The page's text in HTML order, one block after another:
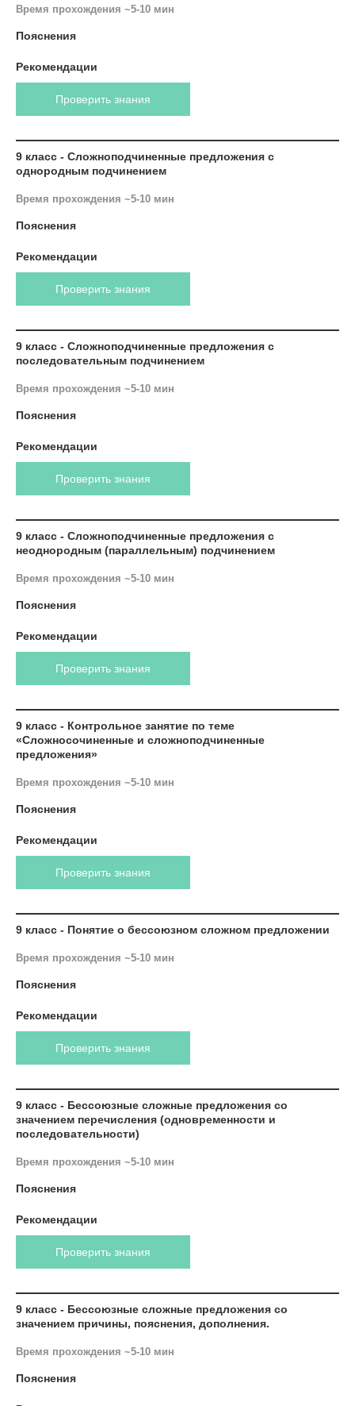
Время прохождения ~5-10 мин
Пояснения
Рекомендации
Проверить знания
9 класс - Сложноподчиненные предложения с
однородным подчинением
Время прохождения ~5-10 мин
Пояснения
Рекомендации
Проверить знания
9 класс - Сложноподчиненные предложения с
последовательным подчинением
Время прохождения ~5-10 мин
Пояснения
Рекомендации
Проверить знания
9 класс - Сложноподчиненные предложения с
неоднородным (параллельным) подчинением
Время прохождения ~5-10 мин
Пояснения
Рекомендации
Проверить знания
9 класс - Контрольное занятие по теме
«Сложносочиненные и сложноподчиненные
предложения»
Время прохождения ~5-10 мин
Пояснения
Рекомендации
Проверить знания
9 класс - Понятие о бессоюзном сложном предложении
Время прохождения ~5-10 мин
Пояснения
Рекомендации
Проверить знания
9 класс - Бессоюзные сложные предложения со
значением перечисления (одновременности и
последовательности)
Время прохождения ~5-10 мин
Пояснения
Рекомендации
Проверить знания
9 класс - Бессоюзные сложные предложения со
значением причины, пояснения, дополнения.
Время прохождения ~5-10 мин
Пояснения